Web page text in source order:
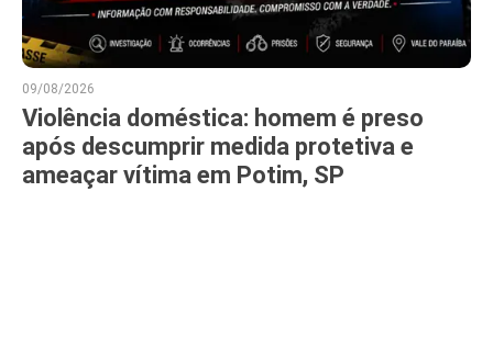
09/08/2026
Violência doméstica: homem é preso
após descumprir medida protetiva e
ameaçar vítima em Potim, SP